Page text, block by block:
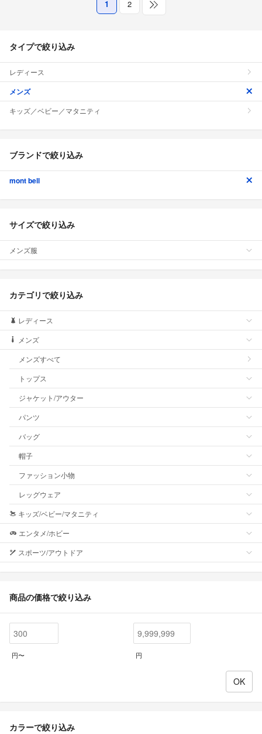
1 2
タイプで絞り込み
レディース
メンズ
キッズ／ベビー／マタニティ
ブランドで絞り込み
mont bell
サイズで絞り込み
メンズ服
カテゴリで絞り込み
レディース
メンズ
メンズすべて
トップス
ジャケット/アウター
パンツ
バッグ
帽子
ファッション小物
レッグウェア
キッズ/ベビー/マタニティ
エンタメ/ホビー
スポーツ/アウトドア
商品の価格で絞り込み
円〜 円
カラーで絞り込み